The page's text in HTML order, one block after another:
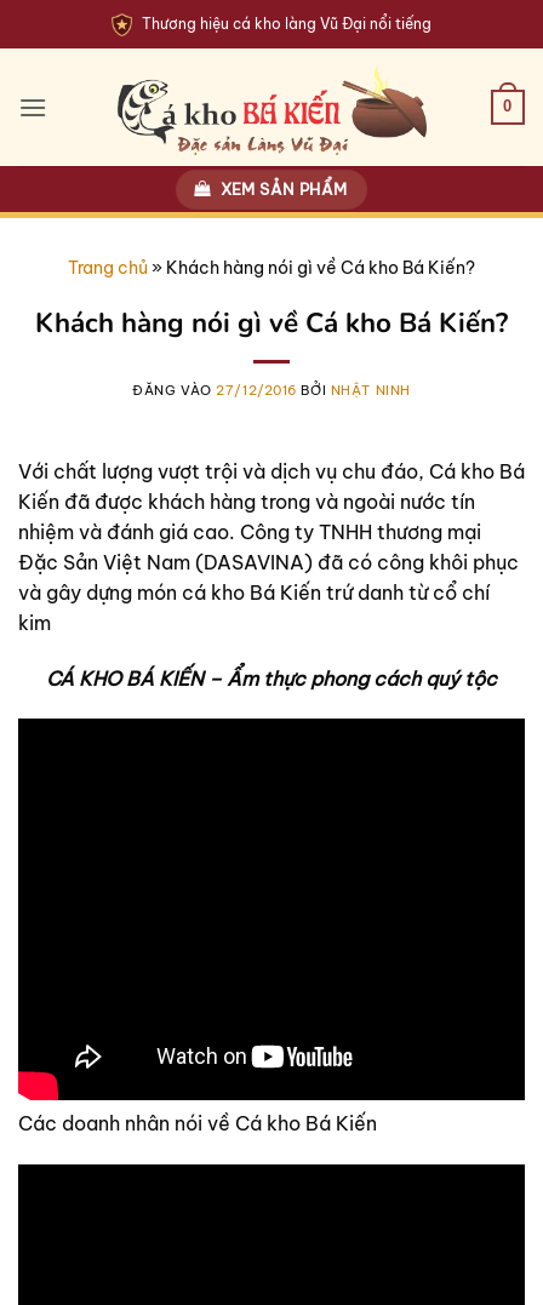
qua
dung
Thương hiệu cá kho làng Vũ Đại nổi tiếng
0
XEM SẢN PHẨM
Trang chủ» Khách hàng nói gì về Cá kho Bá Kiến?
Khách hàng nói gì về Cá kho Bá Kiến?
ĐĂNG VÀO 27/12/2016 BỞI NHẬT NINH
Với chất lượng vượt trội và dịch vụ chu đáo, Cá kho Bá
Kiến đã được khách hàng trong và ngoài nước tín
nhiệm và đánh giá cao. Công ty TNHH thương mại
Đặc Sản Việt Nam (DASAVINA) đã có công khôi phục
và gây dựng món cá kho Bá Kiến trứ danh từ cổ chí
kim
CÁ KHO BÁ KIẾN – Ẩm thực phong cách quý tộc
Các doanh nhân nói về Cá kho Bá Kiến